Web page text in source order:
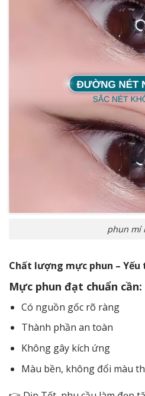
phun mí
Chất lượng mực phun –
Mực phun đạt chuẩn cần:
Có nguồn gốc rõ ràng
Thành phần an toàn
Không gây kích ứng
Màu bền, không đổi màu